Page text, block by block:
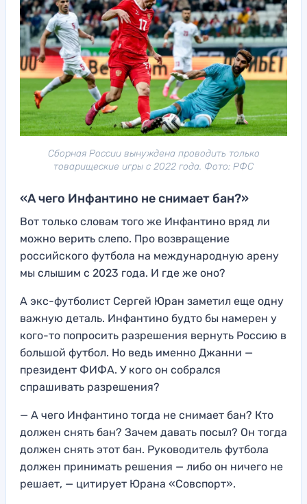
Сборная России вынуждена проводить только
товарищеские игры с 2022 года. Фото: РФС
«А чего Инфантино не снимает бан?»
Вот только словам того же Инфантино вряд ли
можно верить слепо. Про возвращение
российского футбола на международную арену
мы слышим с 2023 года. И где же оно?
А экс-футболист Сергей Юран заметил еще одну
важную деталь. Инфантино будто бы намерен у
кого-то попросить разрешения вернуть Россию в
большой футбол. Но ведь именно Джанни —
президент ФИФА. У кого он собрался
спрашивать разрешения?
— А чего Инфантино тогда не снимает бан? Кто
должен снять бан? Зачем давать посыл? Он тогда
должен снять этот бан. Руководитель футбола
должен принимать решения — либо он ничего не
решает, — цитирует Юрана «Совспорт».